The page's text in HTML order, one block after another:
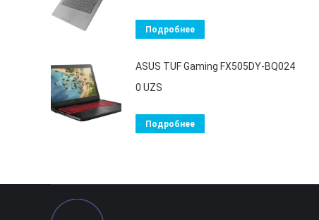
Подробнее
ASUS TUF Gaming FX505DY-BQ024
0 UZS
Подробнее